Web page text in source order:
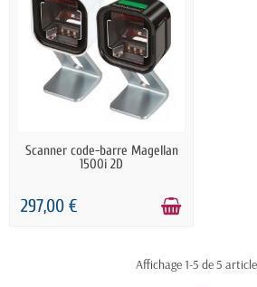
PRÉCOMMANDE
Scanner code-barre Magellan
1500i 2D
297,00 €
Affichage 1-5 de 5